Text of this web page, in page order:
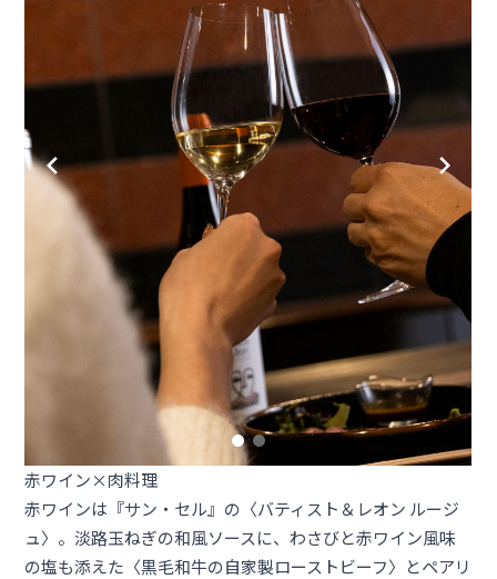
赤ワイン×肉料理
赤ワインは『サン・セル』の〈バティスト＆レオン ルージ
ュ〉。淡路玉ねぎの和風ソースに、わさびと赤ワイン風味
の塩も添えた〈黒毛和牛の自家製ローストビーフ〉とペアリ